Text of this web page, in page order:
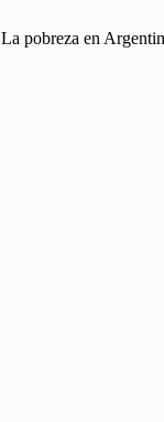
La pobreza en